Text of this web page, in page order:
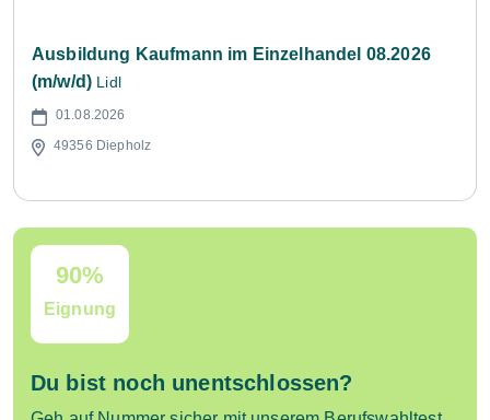
Ausbildung Kaufmann im Einzelhandel 08.2026
(m/w/d) Lidl
01.08.2026
49356 Diepholz
90%
Eignung
Du bist noch unentschlossen?